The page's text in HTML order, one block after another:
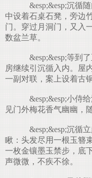
&esp;&esp;沉循
中设着石桌石凳，旁边
门。穿过月洞门，又入
数盆兰草。
&esp;&esp;等到
房继续引沉循入内。屋
一副对联，案上设着古
&esp;&esp;小侍
见门外梅花香气幽幽，
&esp;&esp;沉循
瞅：头发尽用一根玉簪
一枚金镶墨玉禁步，底
声微微，不疾不徐。